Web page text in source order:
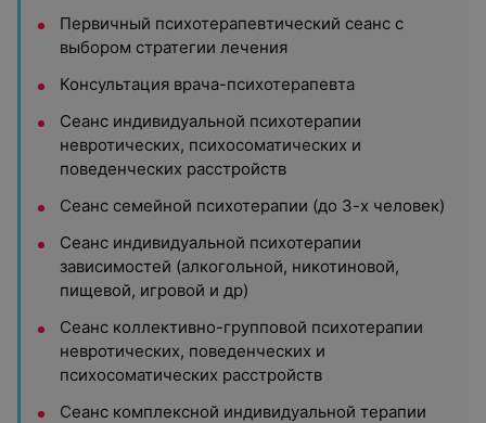
Первичный психотерапевтический сеанс с
выбором стратегии лечения
Консультация врача-психотерапевта
Сеанс индивидуальной психотерапии
невротических, психосоматических и
поведенческих расстройств
Сеанс семейной психотерапии (до 3-х человек)
Сеанс индивидуальной психотерапии
зависимостей (алкогольной, никотиновой,
пищевой, игровой и др)
Сеанс коллективно-групповой психотерапии
невротических, поведенческих и
психосоматических расстройств
Сеанс комплексной индивидуальной терапии